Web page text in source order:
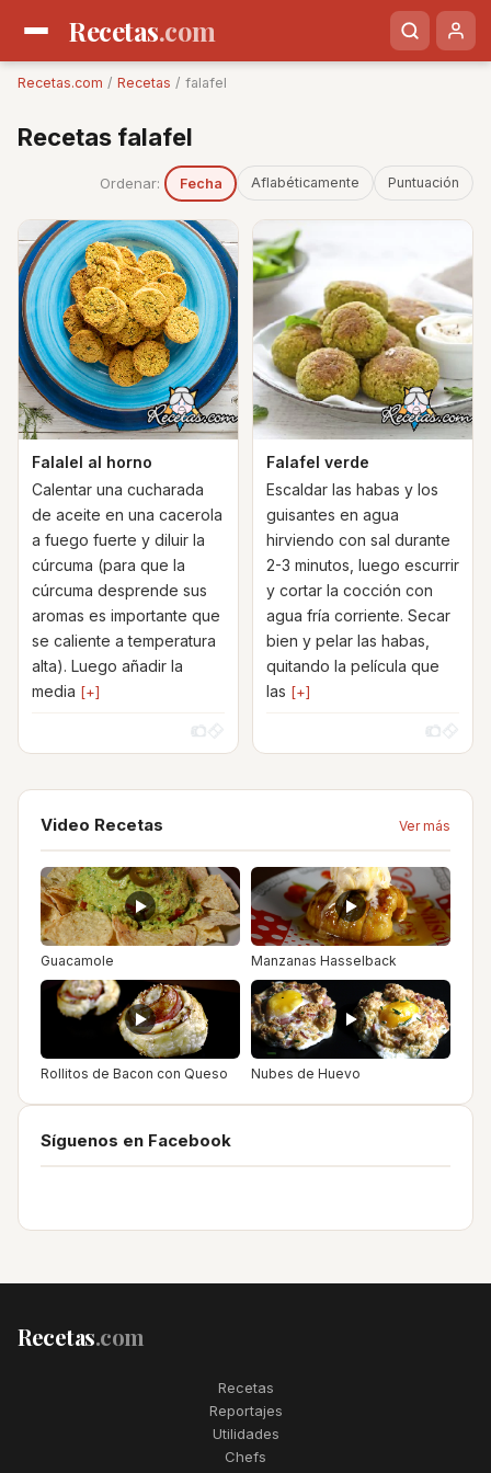
Recetas.com
Recetas.com / Recetas / falafel
Recetas falafel
Ordenar: Fecha Aflabéticamente Puntuación
Falalel al horno
Calentar una cucharada
de aceite en una cacerola
a fuego fuerte y diluir la
cúrcuma (para que la
cúrcuma desprende sus
aromas es importante que
se caliente a temperatura
alta). Luego añadir la
media [+]
Falafel verde
Escaldar las habas y los
guisantes en agua
hirviendo con sal durante
2-3 minutos, luego escurrir
y cortar la cocción con
agua fría corriente. Secar
bien y pelar las habas,
quitando la película que
las [+]
Video Recetas Ver más
Guacamole Manzanas Hasselback
Rollitos de Bacon con Queso Nubes de Huevo
Síguenos en Facebook
Recetas.com
Recetas
Reportajes
Utilidades
Chefs